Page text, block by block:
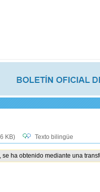
KB) Texto bilingüe
ha obtenido mediante una